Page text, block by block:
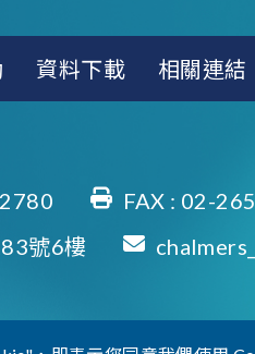
資料下載 相關連結
FAX : 02-
號6樓